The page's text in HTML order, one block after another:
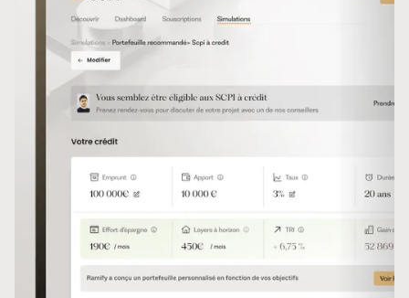
À PARTIR DE
5 000 €
SECTEUR
Bureaux, Locaux d'activité, Logistique, Résidentiel